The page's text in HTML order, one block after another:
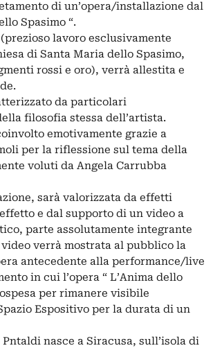
di un’opera/installazione dal
Spasimo “.
lavoro esclusivamente
di Santa Maria dello Spasimo,
rossi e oro), verrà allestita e
da particolari
filosofia stessa dell’artista.
emotivamente grazie a
per la riflessione sul tema della
voluti da Angela Carrubba
sarà valorizzata da effetti
e dal supporto di un video a
parte assolutamente integrante
verrà mostrata al pubblico la
antecedente alla performance/live
in cui l’opera “ L’Anima dello
per rimanere visibile
Espositivo per la durata di un
nasce a Siracusa, sull’isola di